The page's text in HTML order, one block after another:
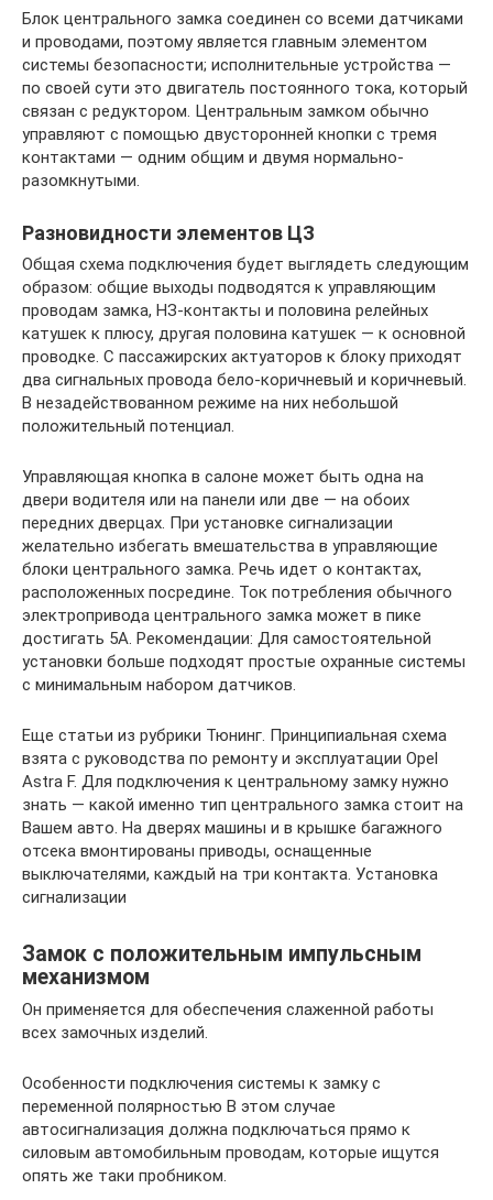
Блок центрального замка соединен со всеми датчиками
и проводами, поэтому является главным элементом
системы безопасности; исполнительные устройства —
по своей сути это двигатель постоянного тока, который
связан с редуктором. Центральным замком обычно
управляют с помощью двусторонней кнопки с тремя
контактами — одним общим и двумя нормально-
разомкнутыми.
Разновидности элементов ЦЗ
Общая схема подключения будет выглядеть следующим
образом: общие выходы подводятся к управляющим
проводам замка, НЗ-контакты и половина релейных
катушек к плюсу, другая половина катушек — к основной
проводке. С пассажирских актуаторов к блоку приходят
два сигнальных провода бело-коричневый и коричневый.
В незадействованном режиме на них небольшой
положительный потенциал.
Управляющая кнопка в салоне может быть одна на
двери водителя или на панели или две — на обоих
передних дверцах. При установке сигнализации
желательно избегать вмешательства в управляющие
блоки центрального замка. Речь идет о контактах,
расположенных посредине. Ток потребления обычного
электропривода центрального замка может в пике
достигать 5А. Рекомендации: Для самостоятельной
установки больше подходят простые охранные системы
с минимальным набором датчиков.
Еще статьи из рубрики Тюнинг. Принципиальная схема
взята с руководства по ремонту и эксплуатации Opel
Astra F. Для подключения к центральному замку нужно
знать — какой именно тип центрального замка стоит на
Вашем авто. На дверях машины и в крышке багажного
отсека вмонтированы приводы, оснащенные
выключателями, каждый на три контакта. Установка
сигнализации
Замок с положительным импульсным
механизмом
Он применяется для обеспечения слаженной работы
всех замочных изделий.
Особенности подключения системы к замку с
переменной полярностью В этом случае
автосигнализация должна подключаться прямо к
силовым автомобильным проводам, которые ищутся
опять же таки пробником.